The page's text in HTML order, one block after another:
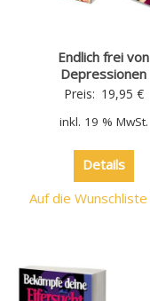
Endlich frei von
Depressionen
Preis: 19,95 €
inkl. 19 % MwSt.
Details
Auf die Wunschliste